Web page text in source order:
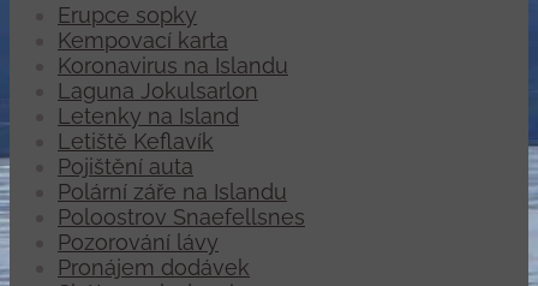
Erupce sopky
Kempovací karta
Koronavirus na Islandu
Laguna Jokulsarlon
Letenky na Island
Letiště Keflavík
Pojištění auta
Polární záře na Islandu
Poloostrov Snaefellsnes
Pozorování lávy
Pronájem dodávek